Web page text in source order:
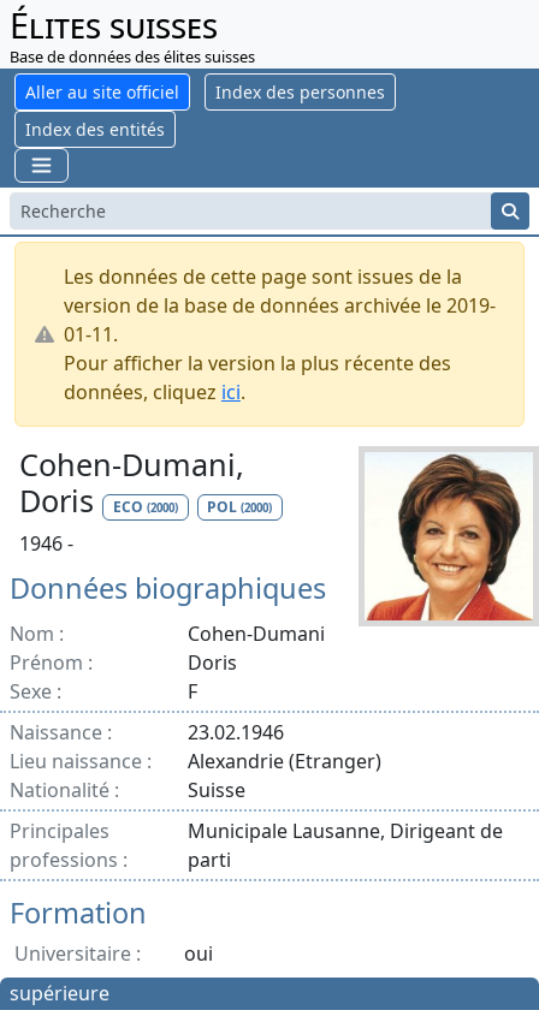
Élites suisses
Base de données des élites suisses
Aller au site officiel
Index des personnes
Index des entités
Les données de cette page sont issues de la
version de la base de données archivée le 2019-
01-11.
Pour afficher la version la plus récente des
données, cliquez ici.
Cohen-Dumani,
Doris
ECO (2000) POL(2000)
1946 -
Données biographiques
Nom :
Cohen-Dumani
Prénom :
Doris
Sexe :
F
Naissance :
23.02.1946
Lieu naissance :
Alexandrie (Etranger)
Nationalité :
Suisse
Principales
professions :
Municipale Lausanne, Dirigeant de
parti
Formation
Universitaire :
oui
supérieure